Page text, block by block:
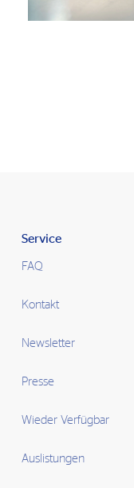
Service
FAQ
Kontakt
Newsletter
Presse
Wieder Verfügbar
Auslistungen